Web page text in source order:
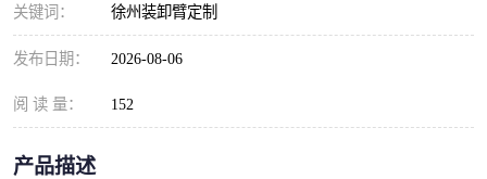
关键词： 徐州装卸臂定制
发布日期： 2026-08-06
阅 读 量： 152
产品描述